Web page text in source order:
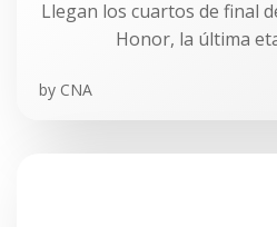
Llegan los cuartos de final
Honor, la última
by CNA